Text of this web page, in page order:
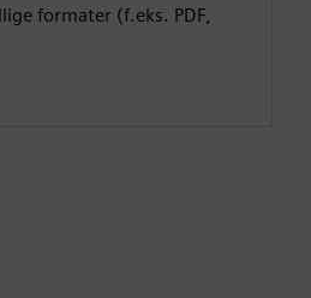
formater (f.eks. PDF,